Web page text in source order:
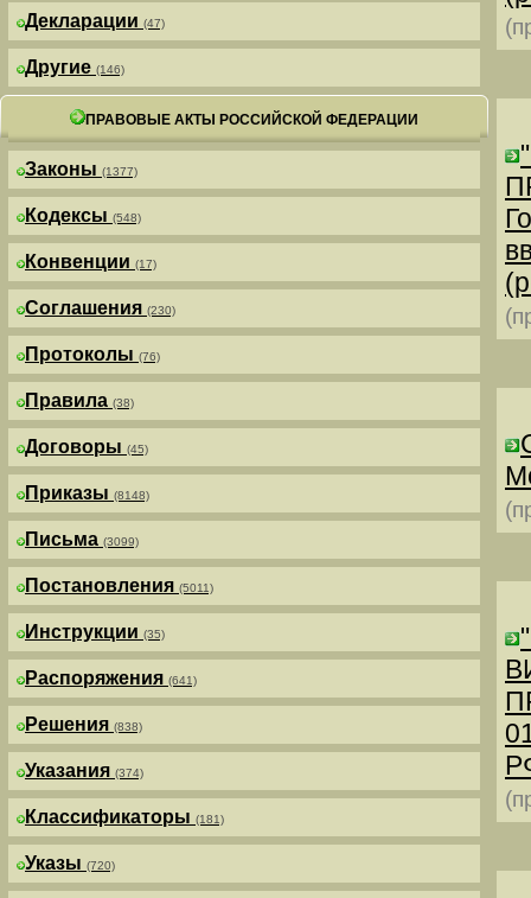
Декларации (47)
Другие (146)
ПРАВОВЫЕ АКТЫ РОССИЙСКОЙ ФЕДЕРАЦИИ
Законы (1377)
Кодексы (548)
Конвенции (17)
Соглашения (230)
Протоколы (76)
Правила (38)
Договоры (45)
Приказы (8148)
Письма (3099)
Постановления (5011)
Инструкции (35)
Распоряжения (641)
Решения (838)
Указания (374)
Классификаторы (181)
Указы (720)